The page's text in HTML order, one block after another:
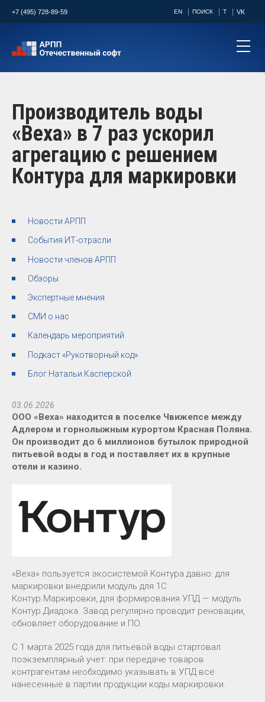
+7 (495) 728-89-59 EN ПОИСК T VK
Производитель воды
«Веха» в 7 раз ускорил
агрегацию с решением
Контура для маркировки ​
Новости АРПП
События ИТ-отрасли
Новости членов АРПП
Обзоры
Экспертные мнения
СМИ о нас
Календарь мероприятий
Подкаст «Рукотворный код»
Блог Натальи Касперской
03.06.2026
ООО «Веха» находится в поселке Чвижепсе между
Адлером и горнолыжным курортом Красная Поляна.
Он производит до 6 миллионов бутылок природной
питьевой воды в год и поставляет их в крупные
отели и казино.
«Веха» пользуется экосистемой Контура давно: для
маркировки внедрили модуль для 1С
Контур.Маркировки, для формирования УПД — модуль
Контур.Диадока. Завод регулярно проводит реновации,
обновляет оборудование и ПО.
С 1 марта 2025 года для питьевой воды стартовал
поэкземплярный учет: при передаче товаров
контрагентам необходимо указывать в УПД все
нанесенные в партии продукции коды маркировки.